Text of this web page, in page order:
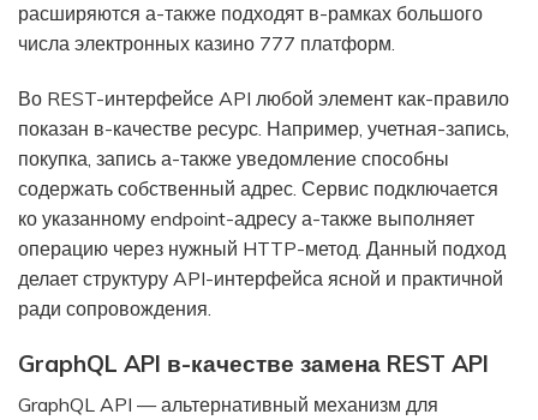
расширяются а-также подходят в-рамках большого
числа электронных казино 777 платформ.
Во REST-интерфейсе API любой элемент как-правило
показан в-качестве ресурс. Например, учетная-запись,
покупка, запись а-также уведомление способны
содержать собственный адрес. Сервис подключается
ко указанному endpoint-адресу а-также выполняет
операцию через нужный HTTP-метод. Данный подход
делает структуру API-интерфейса ясной и практичной
ради сопровождения.
GraphQL API в-качестве замена REST API
GraphQL API — альтернативный механизм для